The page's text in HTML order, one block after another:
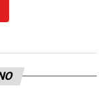
il prossimo
10 milioni di